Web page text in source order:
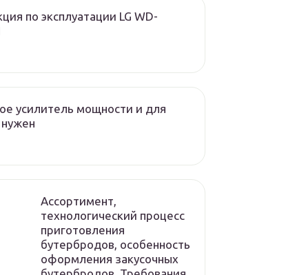
по эксплуатации LG WD-
усилитель мощности и для
нужен
Ассортимент,
технологический процесс
приготовления
бутербродов, особенность
оформления закусочных